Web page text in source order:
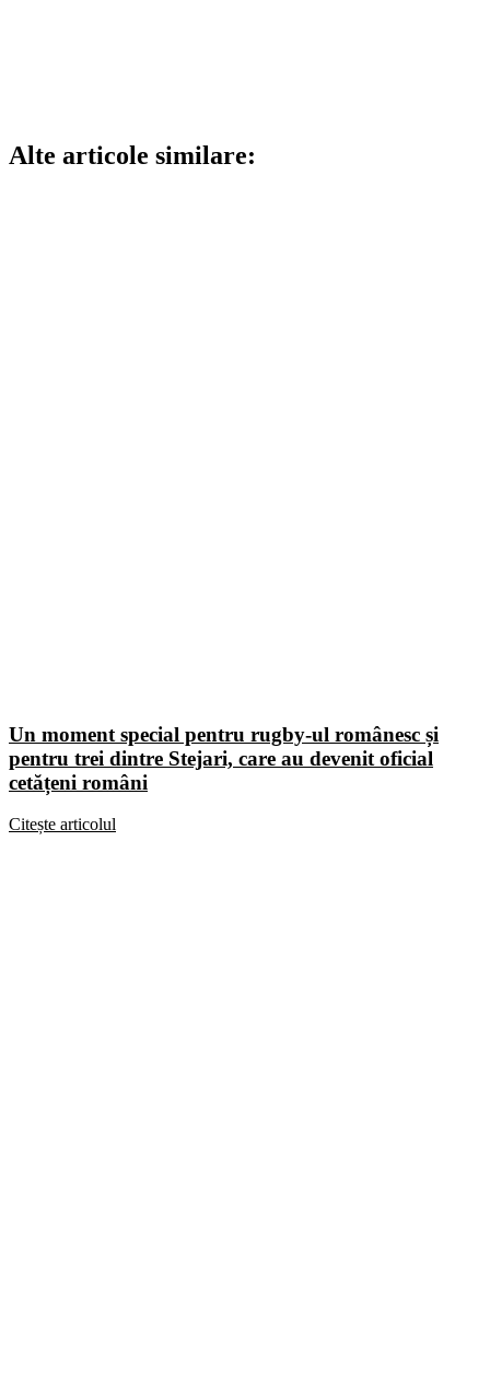
Alte articole similare:
Un moment special pentru rugby-ul românesc și
pentru trei dintre Stejari, care au devenit oficial
cetățeni români
Citește articolul